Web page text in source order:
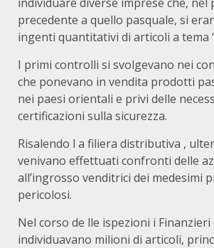
precedente a quello pasquale, si
ingenti quantitativi di articoli a tema
I primi controlli si svolgevano nei
che ponevano in vendita prodotti
nei paesi orientali e privi delle
certificazioni sulla sicurezza.
Risalendo l a filiera distributiva ,
venivano effettuati confronti delle
all’ingrosso venditrici dei medesimi
pericolosi.
Nel corso de lle ispezioni i Finanzieri
individuavano milioni di articoli,